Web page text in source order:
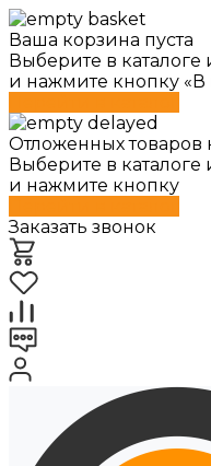
Ваша корзина пуста
Выберите в
и нажмите кнопку «В
Отложенных товаров
Выберите в
и нажмите кнопку
Заказать звонок